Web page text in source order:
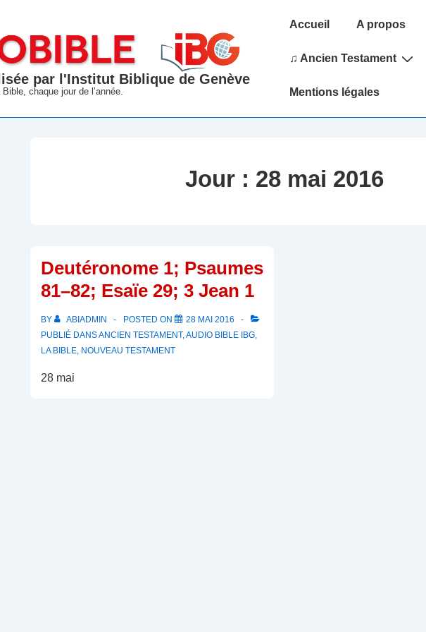
par l'Institut Biblique de Genève
chaque jour de l’année.
Main
Accueil A propos
♫ Ancien Testament
Mentions légales
Jour : 28 mai 2016
Deutéronome 1; Psaumes
81–82; Esaïe 29; 3 Jean 1
BY ABIADMIN POSTED ON
28 MAI 2016
PUBLIÉ DANSANCIEN TESTAMENT,AUDIO BIBLE IBG,
LA BIBLE, NOUVEAU TESTAMENT
28 mai